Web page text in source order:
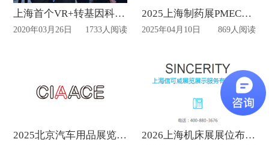
上海首个VR+转基因科普展示厅对外开放
2020年03月26日 1733人阅读
2025上海制药展PMEC展位设计
2025年04月10日 869人阅读
2025北京汽车用品展览会（CIAACE）搭建时间 2026上海机床展展位布置落地动态